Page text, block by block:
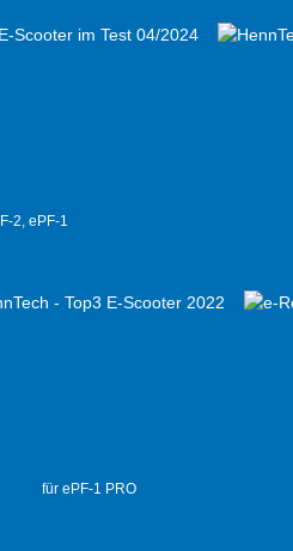
2, ePF-1
für ePF-1 PRO